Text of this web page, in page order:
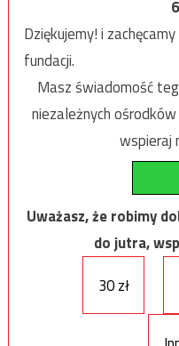
Dziękujemy! i
fundacji.
Masz świadomość
niezależnych
wspieraj
Uważasz, że robimy
do jutra,
30 zł